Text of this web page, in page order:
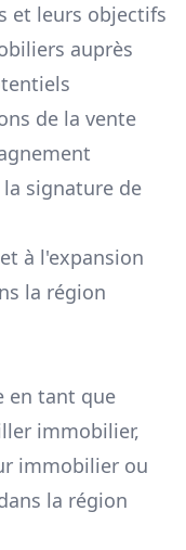
et leurs objectifs
auprès
de la vente
signature de
à l'expansion
la région
en tant que
immobilier,
immobilier ou
la région